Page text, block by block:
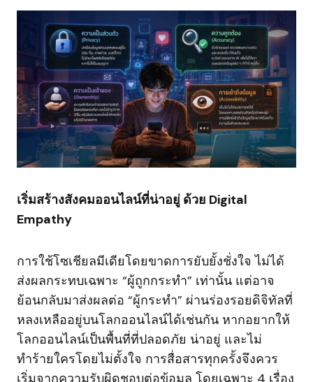
เริ่มสร้างสังคมออนไลน์ที่น่าอยู่ ด้วย Digital
Empathy
การใช้โซเชียลมีเดียโดยขาดการยับยั้งชั่งใจ ไม่ได้
ส่งผลกระทบเฉพาะ “ผู้ถูกกระทำ” เท่านั้น แต่อาจ
ย้อนกลับมาส่งผลต่อ “ผู้กระทำ” ผ่านร่องรอยดิจิทัลที่
หลงเหลืออยู่บนโลกออนไลน์ได้เช่นกัน หากอยากให้
โลกออนไลน์เป็นพื้นที่ที่ปลอดภัย น่าอยู่ และไม่
ทำร้ายใครโดยไม่ตั้งใจ การสื่อสารทุกครั้งจึงควร
เริ่มจากความรับผิดชอบต่อข้อมูล โดยเฉพาะ 4 เรื่อง